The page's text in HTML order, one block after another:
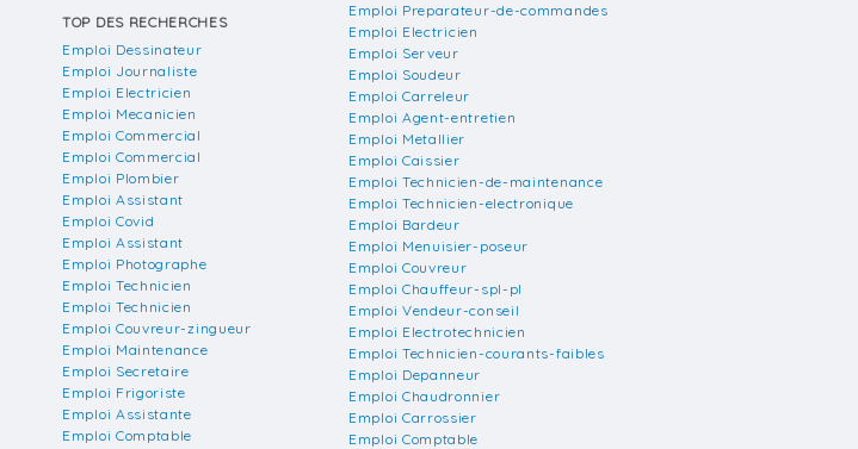
TOP DES RECHERCHES
Emploi Dessinateur
Emploi Journaliste
Emploi Electricien
Emploi Mecanicien
Emploi Commercial
Emploi Commercial
Emploi Plombier
Emploi Assistant
Emploi Covid
Emploi Assistant
Emploi Photographe
Emploi Technicien
Emploi Technicien
Emploi Couvreur-zingueur
Emploi Maintenance
Emploi Secretaire
Emploi Frigoriste
Emploi Assistante
Emploi Comptable
Emploi Preparateur-de-commandes
Emploi Electricien
Emploi Serveur
Emploi Soudeur
Emploi Carreleur
Emploi Agent-entretien
Emploi Metallier
Emploi Caissier
Emploi Technicien-de-maintenance
Emploi Technicien-electronique
Emploi Bardeur
Emploi Menuisier-poseur
Emploi Couvreur
Emploi Chauffeur-spl-pl
Emploi Vendeur-conseil
Emploi Electrotechnicien
Emploi Technicien-courants-faibles
Emploi Depanneur
Emploi Chaudronnier
Emploi Carrossier
Emploi Comptable